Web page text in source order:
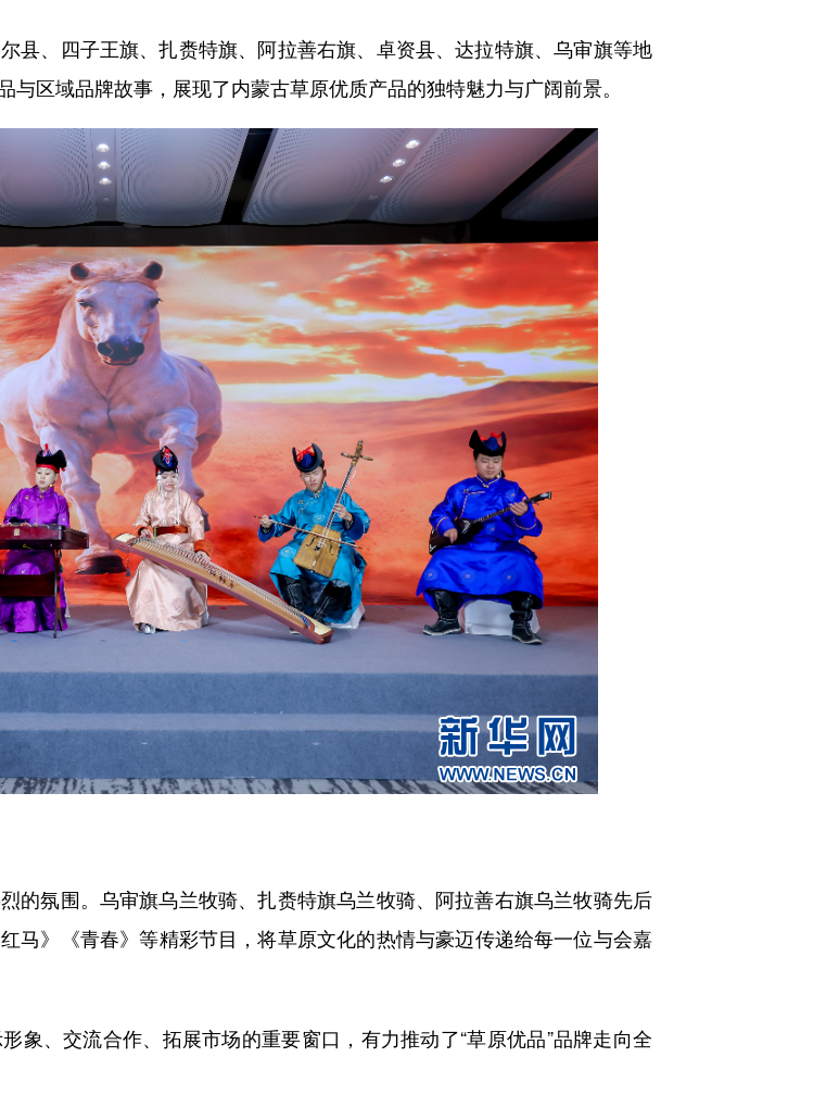
、四子王旗、扎赉特旗、阿拉善右旗、卓资县、达拉特旗、乌审旗等地
区域品牌故事，展现了内蒙古草原优质产品的独特魅力与广阔前景。
氛围。乌审旗乌兰牧骑、扎赉特旗乌兰牧骑、阿拉善右旗乌兰牧骑先后
马》《青春》等精彩节目，将草原文化的热情与豪迈传递给每一位与会嘉
、交流合作、拓展市场的重要窗口，有力推动了“草原优品”品牌走向全